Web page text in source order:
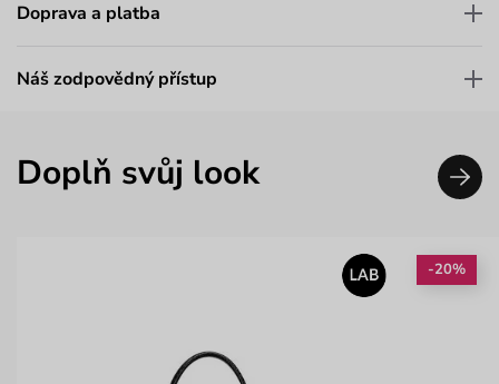
Doprava a platba
Náš zodpovědný přístup
Doplň svůj look
-20%